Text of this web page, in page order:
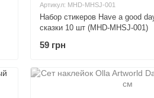
Артикул: MHD-MHSJ-001
Набор стикеров Have a good
сказки 10 шт (MHD-MHSJ-001)
59 грн